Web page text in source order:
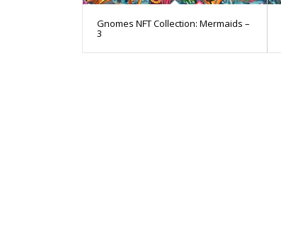
Gnomes NFT Collection: Mermaids –
3